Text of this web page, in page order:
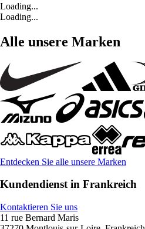
Loading...
Loading...
Alle unsere Marken
Entdecken Sie alle unsere Marken
Kundendienst in Frankreich
Kontaktieren Sie uns
11 rue Bernard Maris